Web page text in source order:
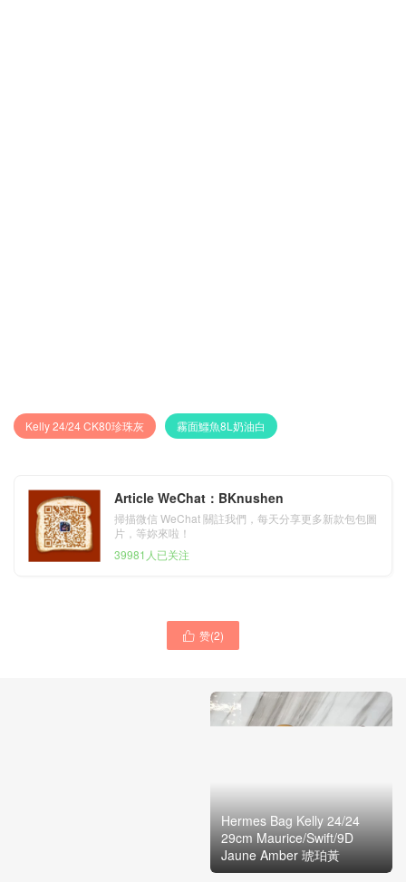
Kelly 24/24 CK80珍珠灰 霧面鱷魚8L奶油白
Article WeChat：BKnushen
掃描微信 WeChat 關註我們，每天分享更多新款包包圖
片，等妳來啦！
39981人已关注
 赞(2)
Hermes Bag Kelly 24/24
29cm Maurice/Swift/9D
Jaune Amber 琥珀黃